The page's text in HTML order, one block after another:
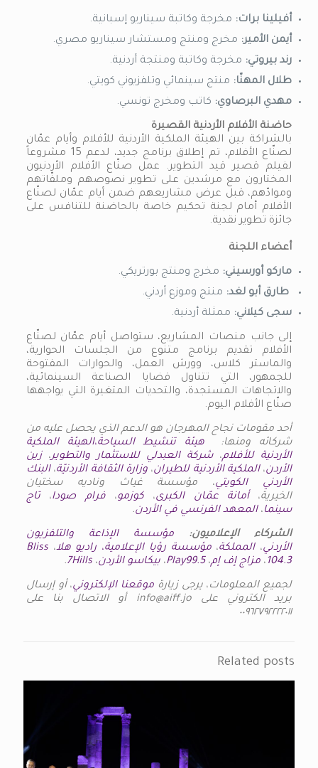
أفيلينا برات: مخرجة وكاتبة سيناريو إسبانية.
أيمن الأمير: مخرج ومنتج ومستشار سيناريو مصري.
رند بيروتي: مخرجة وكاتبة ومنتجة أردنية.
طلال المهنّا: منتج سينمائي وتلفزيوني كويتي.
مهدي البرصاوي: كاتب ومخرج تونسي.
حاضنة الأفلام الأردنية القصيرة
بالشراكة بين الهيئة الملكية الأردنية للأفلام وأيام عمّان
لصنّاع الأفلام، تم إطلاق برنامج جديد، لدعم 15 مشروعاً
لفيلم قصير قيد التطوير. عمل صنّاع الأفلام الأردنيون
المختارون مع مرشدين على تطوير نصوصهم وملفّاتهم
وموادّهم، قبل عرض مشاريعهم ضمن أيام عمّان لصنّاع
الأفلام أمام لجنة تحكيم خاصة بالحاضنة للتنافس على
جائزة تطوير نقدية.
أعضاء اللجنة
ماركو أورسيني: مخرج ومنتج بورتريكي.
طارق أبو لغد: منتج وموزع أردني.
سجى كيلاني: ممثلة أردنية.
إلى جانب منصات المشاريع، ستواصل أيام عمّان لصنّاع
الأفلام تقديم برنامج متنوع من الجلسات الحوارية،
والماستر كلاس، وورش العمل، والحوارات المفتوحة
للجمهور، التي تتناول قضايا الصناعة السينمائية،
والاتجاهات المستجدة، والتحديات المتغيرة التي يواجهها
صنّاع الأفلام اليوم.
أحد مقومات نجاح المهرجان هو الدعم الذي يحصل عليه من
شركائه ومنها: هيئة تنشيط السياحة،الهيئة الملكية
الأردنية للأفلام، شركة العبدلي للاستثمار والتطوير،زين
الأردن،الملكية الأردنية للطيران،وزارة الثقافة الأردنيّة،البنك
الأردني الكويتي، مؤسسة غياث وناديه سختيان
الخيرية،أمانة عمّان الكبرى،كوزمو،فرام صودا،تاج
سينما،المعهد الفرنسي في الأردن.
الشركاء الإعلاميون: مؤسسة الإذاعة والتلفزيون
الأردني،المملكة،مؤسسة رؤيا الإعلامية، راديو هلا،Bliss
104.3 ، مزاج إف إم،Play99.5، بيكاسو الأردن، 7Hills
.
لجميع المعلومات، يرجى زيارة موقعنا الإلكتروني، أو إرسال
بريد الكتروني على info@aiff.jo أو الاتصال بنا على
٠٠٩٦٢٧٩٢٢٢٢٠١١
Related posts